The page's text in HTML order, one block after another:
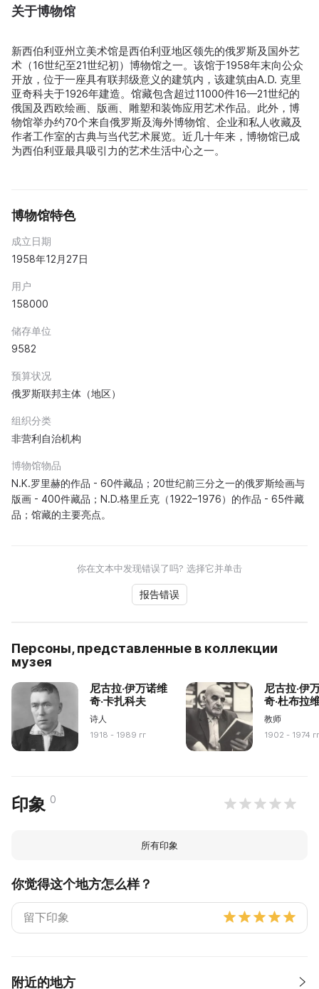
关于博物馆
新西伯利亚州立美术馆是西伯利亚地区领先的俄罗斯及国外艺
术（16世纪至21世纪初）博物馆之一。该馆于1958年末向公众
开放，位于一座具有联邦级意义的建筑内，该建筑由A.D. 克里
亚奇科夫于1926年建造。馆藏包含超过11000件16—21世纪的
俄国及西欧绘画、版画、雕塑和装饰应用艺术作品。此外，博
物馆举办约70个来自俄罗斯及海外博物馆、企业和私人收藏及
作者工作室的古典与当代艺术展览。近几十年来，博物馆已成
为西伯利亚最具吸引力的艺术生活中心之一。
博物馆特色
成立日期
1958年12月27日
用户
158000
储存单位
9582
预算状况
俄罗斯联邦主体（地区）
组织分类
非营利自治机构
博物馆物品
N.K.罗里赫的作品 - 60件藏品；20世纪前三分之一的俄罗斯绘画与
版画 - 400件藏品；N.D.格里丘克（1922–1976）的作品 - 65件藏
品；馆藏的主要亮点。
你在文本中发现错误了吗? 选择它并单击
报告错误
Персоны, представленные в коллекции
музея
尼古拉·伊万诺维
奇·卡扎科夫
诗人
1918 - 1989 гг
尼古拉·伊
奇·杜布拉
教师
1902 - 1974
印象 0
所有印象
你觉得这个地方怎么样？
附近的地方